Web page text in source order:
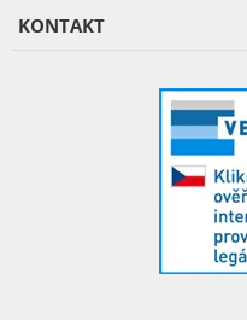
KONTAKT